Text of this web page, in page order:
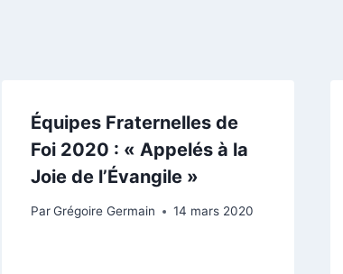
Équipes Fraternelles de
Foi 2020 : « Appelés à la
Joie de l’Évangile »
Par Grégoire Germain 14 mars 2020